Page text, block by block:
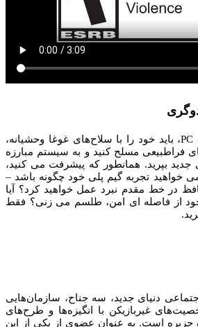
با خرید New World برای PC، باید خود را با سلاح‌های غوغا وحشیانه،
فراطبیعی مسلح کنید و به سیستم مبارزه
بپرید. همانطور که پیشرفت می کنید،
می خواهید تجربه گیم پلی خود چگونه باشد –
در خط مقدم نبرد عمل خواهید کرد؟ آیا
از فاصله ای امن، طلسم می زنی؟ فقط
دنیای جدید، سه جناح، سازمان‌هایی
غیربازیکن با انگیزه‌ها و طرح‌های
است. به عنوان عضوی از یکی از این